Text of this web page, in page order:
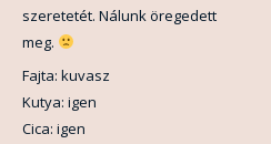
szeretetét. Nálunk öregedett
meg.
Fajta: kuvasz
Kutya: igen
Cica: igen